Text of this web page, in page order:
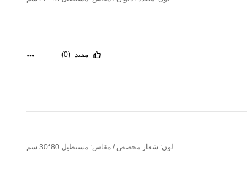
مفيد (0)
لون: شعار مخصص / مقاس: مستطيل 80*30 سم